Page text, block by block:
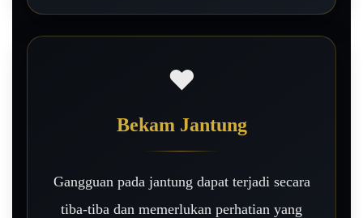
❤️
Bekam Jantung
Gangguan pada jantung dapat terjadi secara
tiba-tiba dan memerlukan perhatian yang